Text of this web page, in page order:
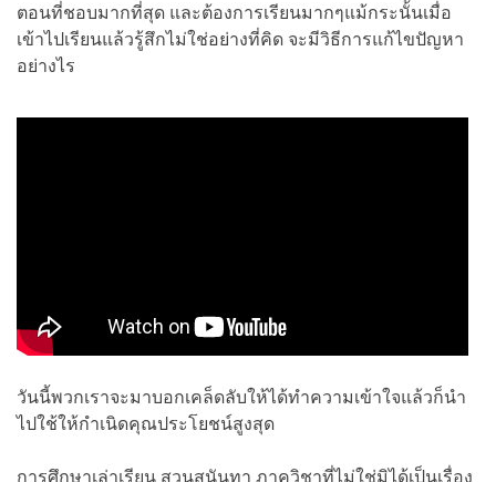
ตอนที่ชอบมากที่สุด และต้องการเรียนมากๆแม้กระนั้นเมื่อ
เข้าไปเรียนแล้วรู้สึกไม่ใช่อย่างที่คิด จะมีวิธีการแก้ไขปัญหา
อย่างไร
วันนี้พวกเราจะมาบอกเคล็ดลับให้ได้ทำความเข้าใจแล้วก็นำ
ไปใช้ให้กำเนิดคุณประโยชน์สูงสุด
การศึกษาเล่าเรียน สวนสุนันทา ภาควิชาที่ไม่ใช่มิได้เป็นเรื่อง